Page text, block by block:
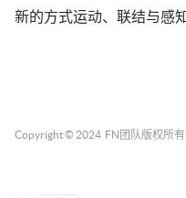
新的方式运动、联结与感
Copyright © 2024 FN团队 版权所